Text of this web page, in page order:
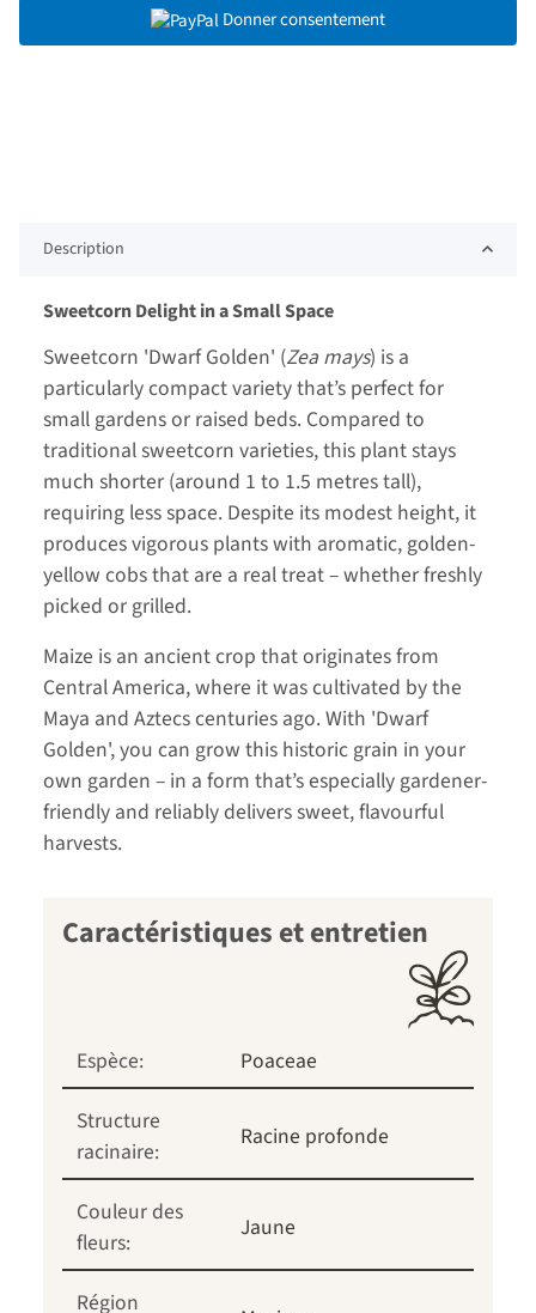
Donner consentement
Description
Sweetcorn Delight in a Small Space
Sweetcorn 'Dwarf Golden' (Zea mays) is a
particularly compact variety that’s perfect for
small gardens or raised beds. Compared to
traditional sweetcorn varieties, this plant stays
much shorter (around 1 to 1.5 metres tall),
requiring less space. Despite its modest height, it
produces vigorous plants with aromatic, golden-
yellow cobs that are a real treat – whether freshly
picked or grilled.
Maize is an ancient crop that originates from
Central America, where it was cultivated by the
Maya and Aztecs centuries ago. With 'Dwarf
Golden', you can grow this historic grain in your
own garden – in a form that’s especially gardener-
friendly and reliably delivers sweet, flavourful
harvests.
Caractéristiques et entretien
Espèce:
Poaceae
Structure
racinaire:
Racine profonde
Couleur des
fleurs:
Jaune
Région